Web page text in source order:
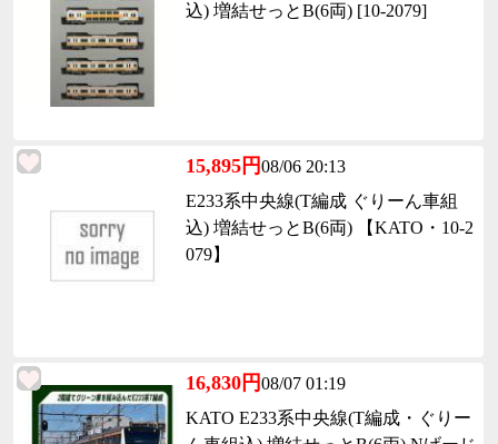
込) 増結せっとB(6両) [10-2079]
15,895円08/06 20:13
E233系中央線(T編成 ぐりーん車組
込) 増結せっとB(6両) 【KATO・10-2
079】
16,830円08/07 01:19
KATO E233系中央線(T編成・ぐりー